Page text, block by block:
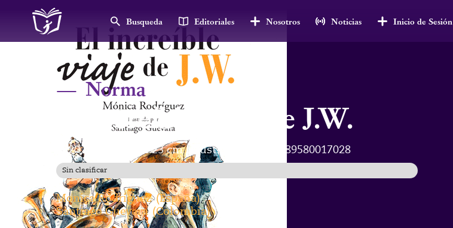
Busqueda Editoriales Nosotros Noticias Inicio de Sesión
— Norma
El increíble viaje de J.W.
2020 16 X 23 cm | Rústica 9789580017028
Sin clasificar
Monica Rodríguez (España)
Santiago Guevara (Colombia)